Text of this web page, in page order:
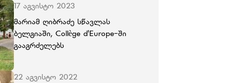
17 აგვისტო 2023
მარიამ ღიბრაძე სწავლას
ბელგიაში, Collège d'Europe-ში
გააგრძელებს
22 აგვისტო 2022